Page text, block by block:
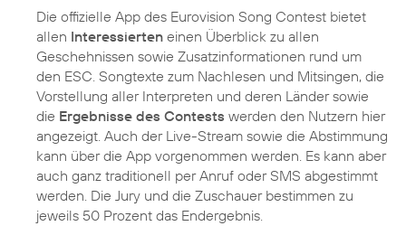
Die offizielle App des Eurovision Song Contest bietet
allen Interessierten einen Überblick zu allen
Geschehnissen sowie Zusatzinformationen rund um
den ESC. Songtexte zum Nachlesen und Mitsingen, die
Vorstellung aller Interpreten und deren Länder sowie
die Ergebnisse des Contests werden den Nutzern hier
angezeigt. Auch der Live-Stream sowie die Abstimmung
kann über die App vorgenommen werden. Es kann aber
auch ganz traditionell per Anruf oder SMS abgestimmt
werden. Die Jury und die Zuschauer bestimmen zu
jeweils 50 Prozent das Endergebnis.